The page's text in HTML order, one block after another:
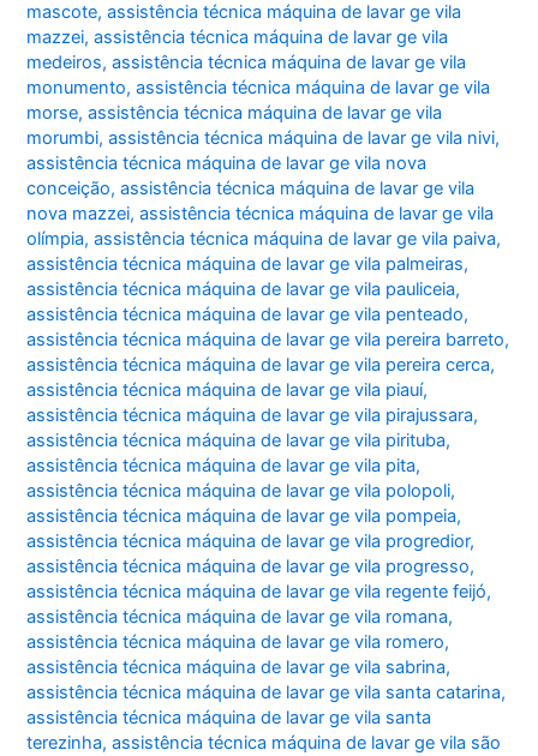
mascote,assistência técnica máquina de lavar ge vila
mazzei,assistência técnica máquina de lavar ge vila
medeiros,assistência técnica máquina de lavar ge vila
monumento,assistência técnica máquina de lavar ge vila
morse,assistência técnica máquina de lavar ge vila
morumbi,assistência técnica máquina de lavar ge vila nivi,
assistência técnica máquina de lavar ge vila nova
conceição,assistência técnica máquina de lavar ge vila
nova mazzei,assistência técnica máquina de lavar ge vila
olímpia,assistência técnica máquina de lavar ge vila paiva,
assistência técnica máquina de lavar ge vila palmeiras,
assistência técnica máquina de lavar ge vila pauliceia,
assistência técnica máquina de lavar ge vila penteado,
assistência técnica máquina de lavar ge vila pereira barreto,
assistência técnica máquina de lavar ge vila pereira cerca,
assistência técnica máquina de lavar ge vila piauí,
assistência técnica máquina de lavar ge vila pirajussara,
assistência técnica máquina de lavar ge vila pirituba,
assistência técnica máquina de lavar ge vila pita,
assistência técnica máquina de lavar ge vila polopoli,
assistência técnica máquina de lavar ge vila pompeia,
assistência técnica máquina de lavar ge vila progredior,
assistência técnica máquina de lavar ge vila progresso,
assistência técnica máquina de lavar ge vila regente feijó,
assistência técnica máquina de lavar ge vila romana,
assistência técnica máquina de lavar ge vila romero,
assistência técnica máquina de lavar ge vila sabrina,
assistência técnica máquina de lavar ge vila santa catarina,
assistência técnica máquina de lavar ge vila santa
terezinha,assistência técnica máquina de lavar ge vila são